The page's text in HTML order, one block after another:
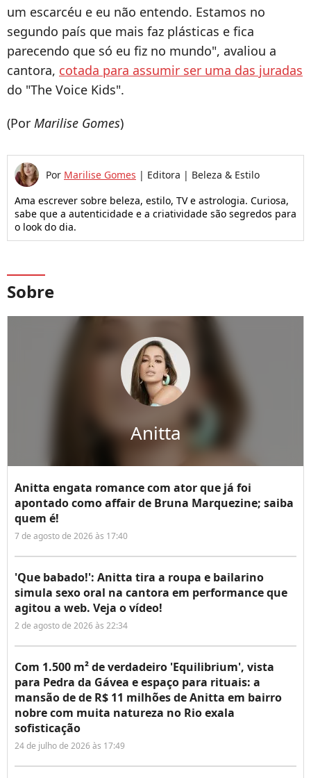
um escarcéu e eu não entendo. Estamos no
segundo país que mais faz plásticas e fica
parecendo que só eu fiz no mundo", avaliou a
cantora, cotada para assumir ser uma das juradas
do "The Voice Kids".
(Por Marilise Gomes)
Por Marilise Gomes | Editora | Beleza & Estilo
Ama escrever sobre beleza, estilo, TV e astrologia. Curiosa,
sabe que a autenticidade e a criatividade são segredos para
o look do dia.
Sobre
Anitta
Anitta engata romance com ator que já foi
apontado como affair de Bruna Marquezine; saiba
quem é!
7 de agosto de 2026 às 17:40
'Que babado!': Anitta tira a roupa e bailarino
simula sexo oral na cantora em performance que
agitou a web. Veja o vídeo!
2 de agosto de 2026 às 22:34
Com 1.500 m² de verdadeiro 'Equilibrium', vista
para Pedra da Gávea e espaço para rituais: a
mansão de de R$ 11 milhões de Anitta em bairro
nobre com muita natureza no Rio exala
sofisticação
24 de julho de 2026 às 17:49